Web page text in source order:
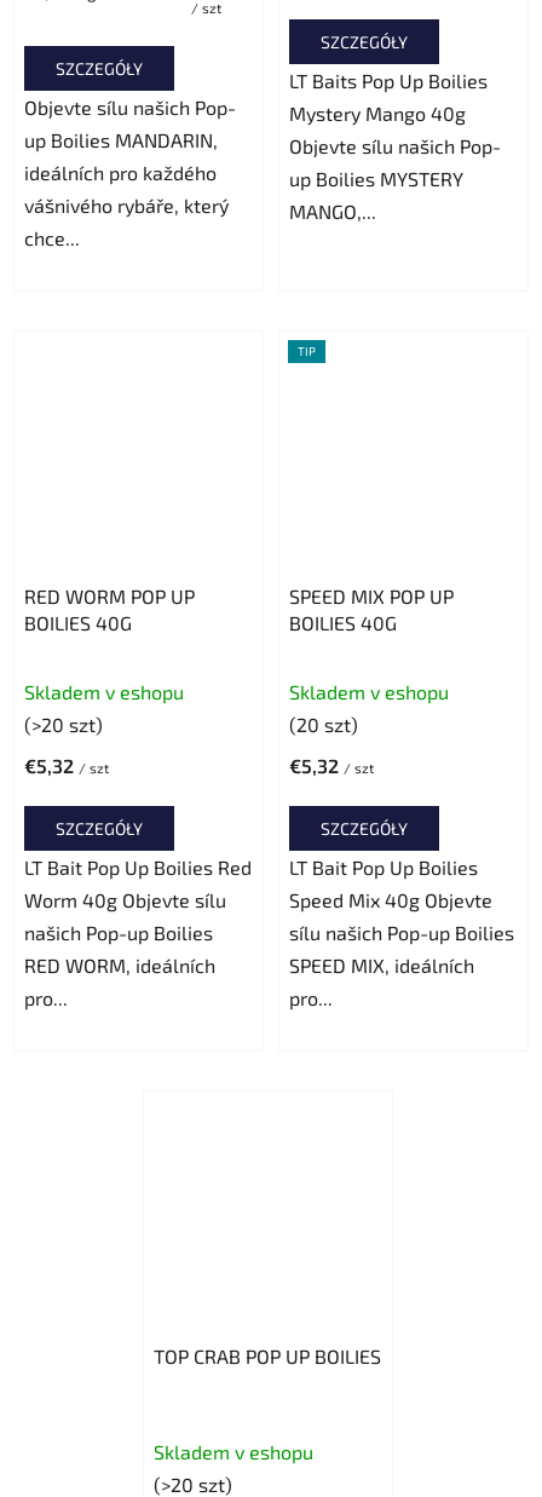
/ szt
SZCZEGÓŁY
Objevte sílu našich Pop-
up Boilies MANDARIN,
ideálních pro každého
vášnivého rybáře, který
chce...
SZCZEGÓŁY
LT Baits Pop Up Boilies
Mystery Mango 40g
Objevte sílu našich Pop-
up Boilies MYSTERY
MANGO,...
RED WORM POP UP
BOILIES 40G
Skladem v eshopu
(>20 szt)
€5,32 / szt
SZCZEGÓŁY
LT Bait Pop Up Boilies Red
Worm 40g Objevte sílu
našich Pop-up Boilies
RED WORM, ideálních
pro...
TIP
SPEED MIX POP UP
BOILIES 40G
Skladem v eshopu
(20 szt)
€5,32 / szt
SZCZEGÓŁY
LT Bait Pop Up Boilies
Speed Mix 40g Objevte
sílu našich Pop-up Boilies
SPEED MIX, ideálních
pro...
TOP CRAB POP UP BOILIES
Skladem v eshopu
(>20 szt)